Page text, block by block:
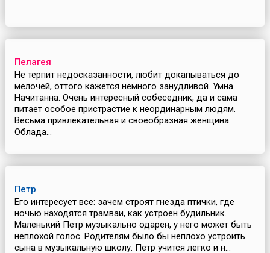
Пелагея
Не терпит недосказанности, любит докапываться до
мелочей, оттого кажется немного занудливой. Умна.
Начитанна. Очень интересный собеседник, да и сама
питает особое пристрастие к неординарным людям.
Весьма привлекательная и своеобразная женщина.
Облада...
Петр
Его интересует все: зачем строят гнезда птички, где
ночью находятся трамваи, как устроен будильник.
Маленький Петр музыкально одарен, у него может быть
неплохой голос. Родителям было бы неплохо устроить
сына в музыкальную школу. Петр учится легко и н...